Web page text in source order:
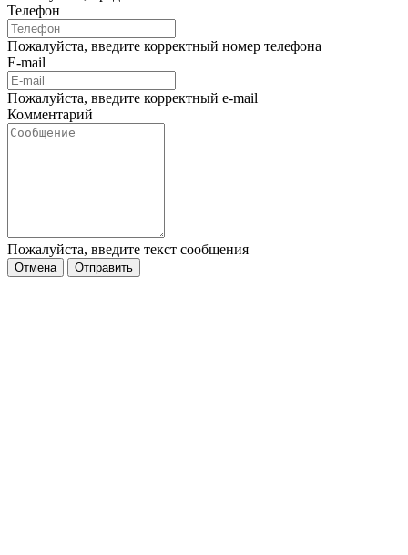
Телефон
Пожалуйста, введите корректный номер телефона
E-mail
Пожалуйста, введите корректный e-mail
Комментарий
Пожалуйста, введите текст сообщения
Отмена Отправить